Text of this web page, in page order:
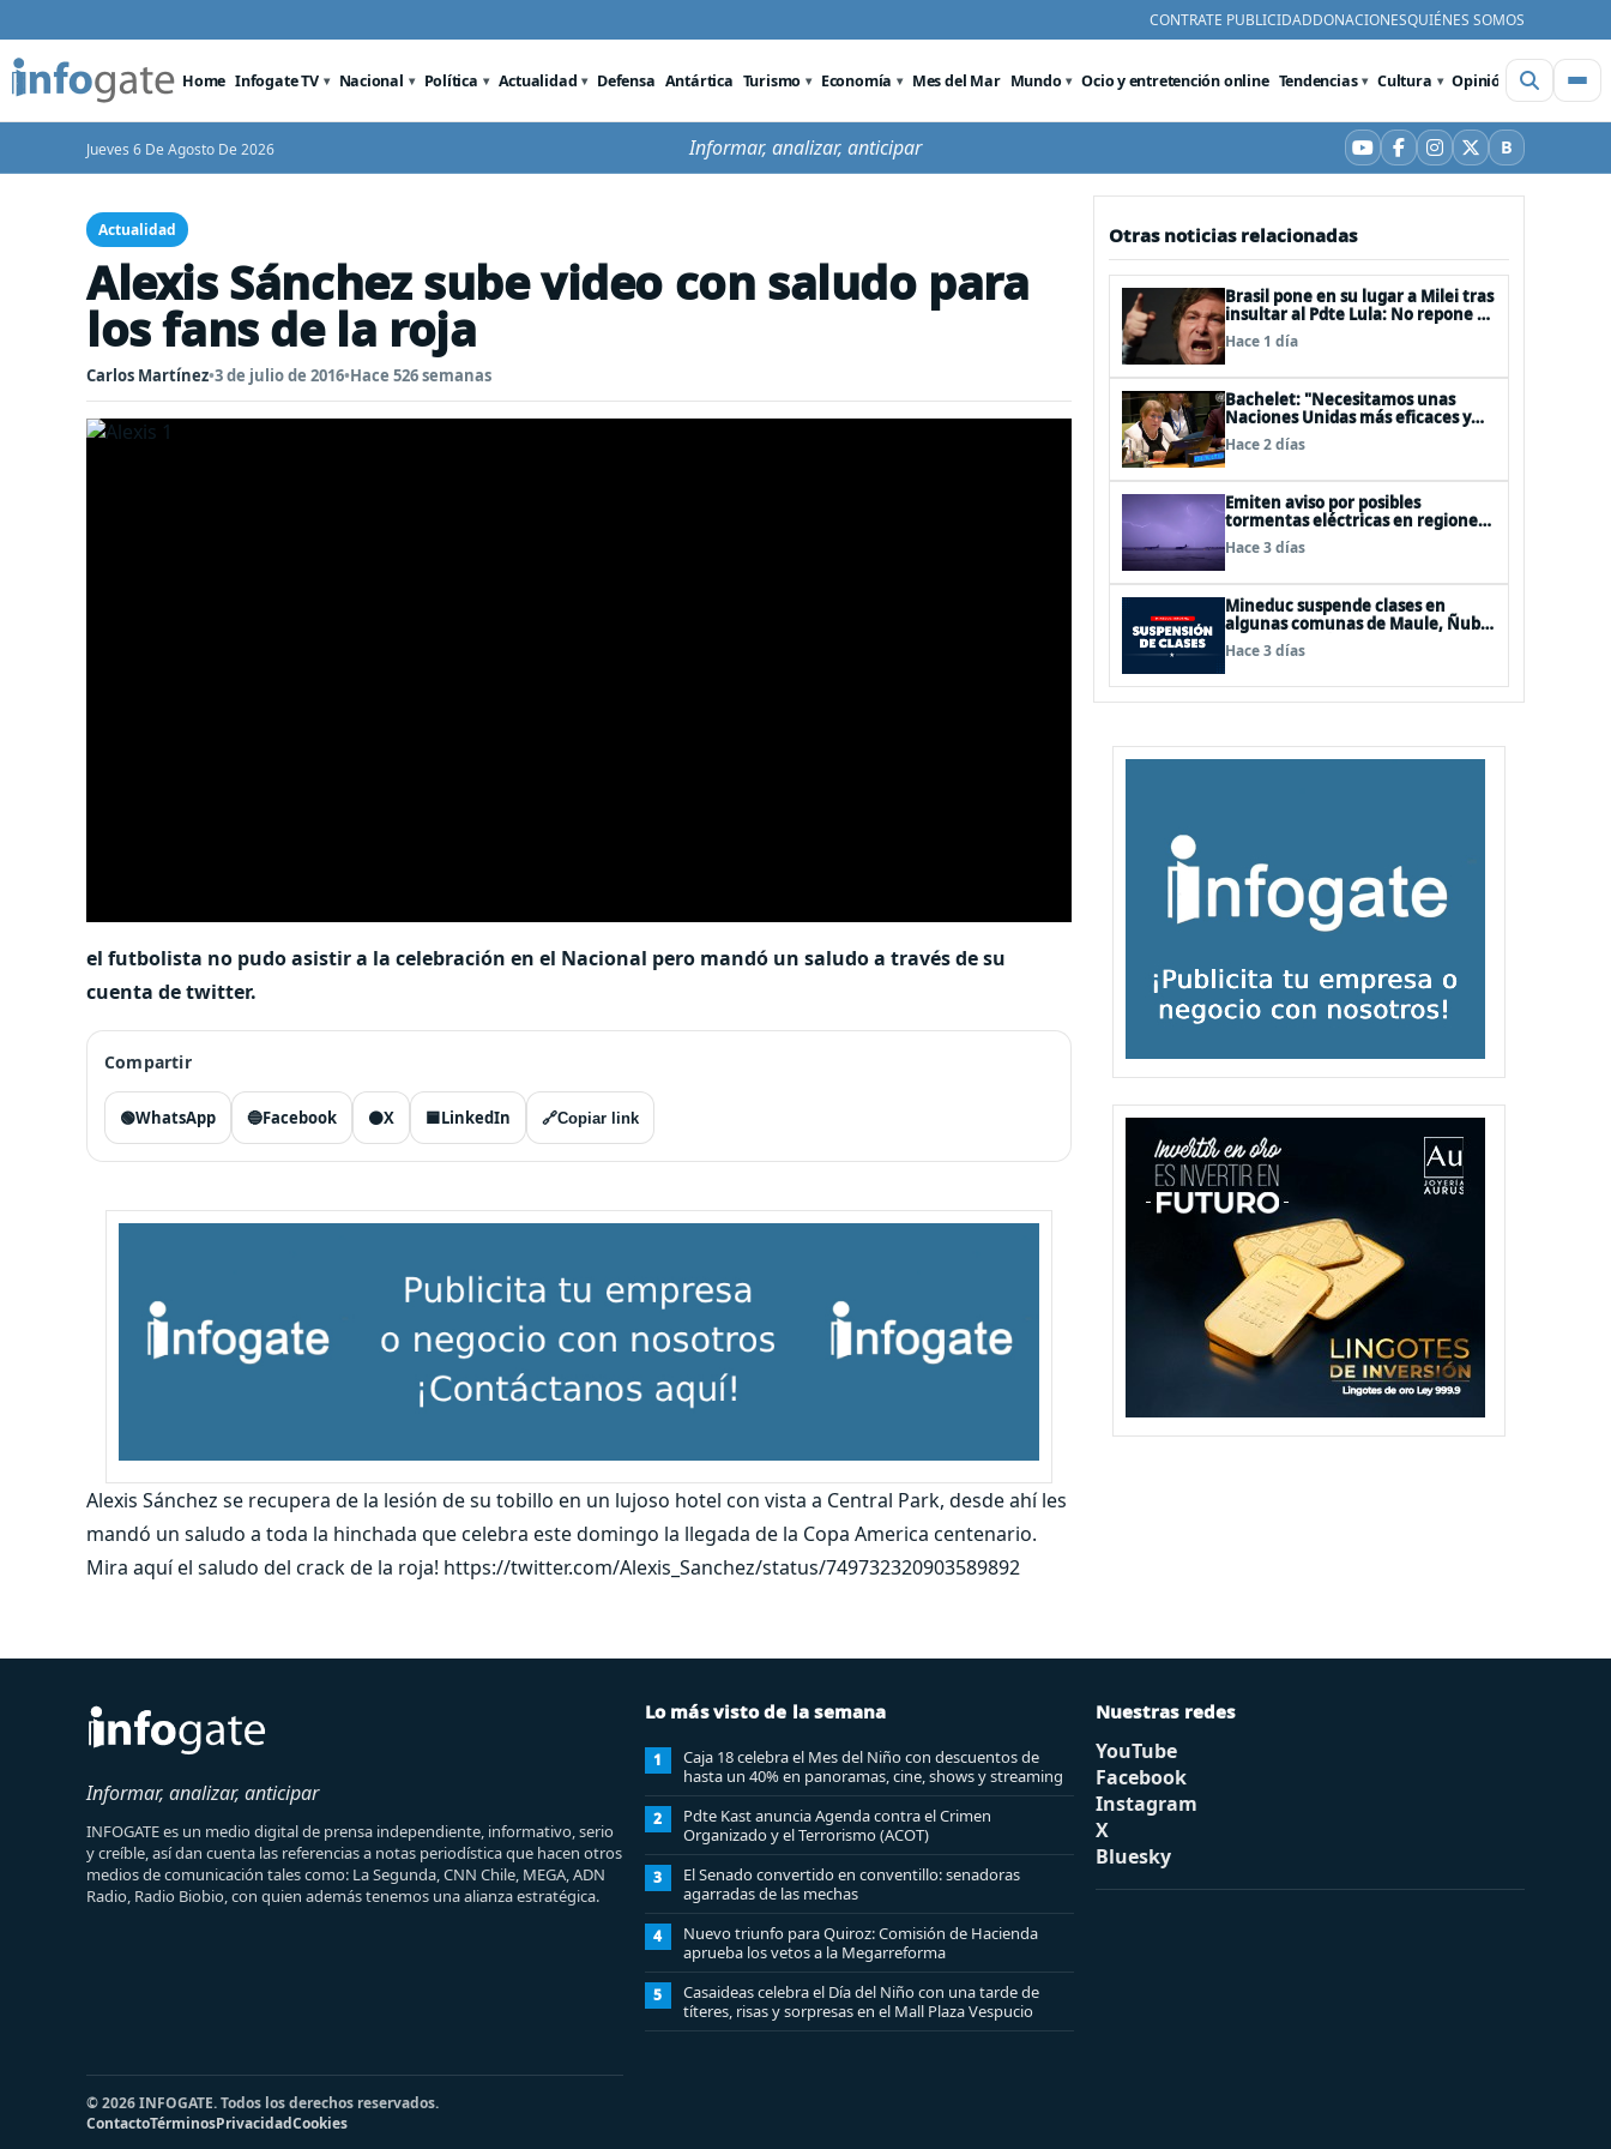
CONTRATE PUBLICIDADDONACIONESQUIÉNES SOMOS
Home Infogate TV Nacional Política Actualidad Defensa Antártica Turismo Economía Mes del Mar Mundo Ocio y entretención online Tendencias Cultura Opinión Videos
Jueves 6 De Agosto De 2026 Informar, analizar, anticipar YouTube
Facebook
Instagram
X BBluesky
Actualidad
Alexis Sánchez sube video con saludo para
los fans de la roja
Carlos Martínez•3 de julio de 2016•Hace 526 semanas
el futbolista no pudo asistir a la celebración en el Nacional pero mandó un saludo a través de su
cuenta de twitter.
Compartir
🟢WhatsApp 🔵Facebook ⚫X 🟦LinkedIn 🔗Copiar link
Alexis Sánchez se recupera de la lesión de su tobillo en un lujoso hotel con vista a Central Park, desde ahí les
mandó un saludo a toda la hinchada que celebra este domingo la llegada de la Copa America centenario.
Mira aquí el saludo del crack de la roja! https://twitter.com/Alexis_Sanchez/status/749732320903589892
Otras noticias relacionadas
Brasil pone en su lugar a Milei tras
insultar al Pdte Lula: No repone al
embajador en BBSS y rebaja la
relación bilateral
Hace 1 día
Bachelet: "Necesitamos unas
Naciones Unidas más eficaces y
cercanas a las personas"
Hace 2 días
Emiten aviso por posibles
tormentas eléctricas en regiones
de Los Lagos y Aysén
Hace 3 días
Mineduc suspende clases en
algunas comunas de Maule, Ñuble
y La Araucanía para este lunes
Hace 3 días
Informar, analizar, anticipar
INFOGATE es un medio digital de prensa independiente, informativo, serio
y creíble, así dan cuenta las referencias a notas periodística que hacen otros
medios de comunicación tales como: La Segunda, CNN Chile, MEGA, ADN
Radio, Radio Biobio, con quien además tenemos una alianza estratégica.
Lo más visto de la semana
1
Caja 18 celebra el Mes del Niño con descuentos de
hasta un 40% en panoramas, cine, shows y streaming
2
Pdte Kast anuncia Agenda contra el Crimen
Organizado y el Terrorismo (ACOT)
3
El Senado convertido en conventillo: senadoras
agarradas de las mechas
4
Nuevo triunfo para Quiroz: Comisión de Hacienda
aprueba los vetos a la Megarreforma
5
Casaideas celebra el Día del Niño con una tarde de
títeres, risas y sorpresas en el Mall Plaza Vespucio
Nuestras redes
YouTube
Facebook
Instagram
X
Bluesky
© 2026 INFOGATE. Todos los derechos reservados.
ContactoTérminosPrivacidadCookies